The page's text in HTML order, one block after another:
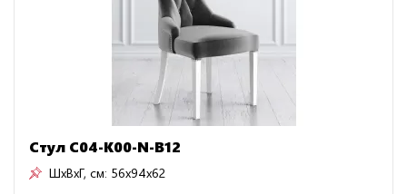
Стул C04-K00-N-B12
ШxВxГ, см: 56x94x62